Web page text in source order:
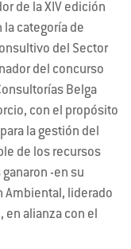
de la XIV edición
la categoría de
del Sector
del concurso
Belga
con el propósito
la gestión del
de los recursos
-en su
Ambiental, liderado
alianza con el